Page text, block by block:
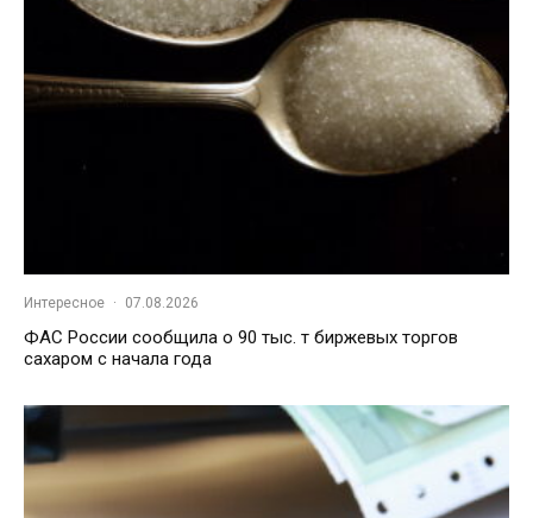
Интересное · 07.08.2026
ФАС России сообщила о 90 тыс. т биржевых торгов
сахаром с начала года